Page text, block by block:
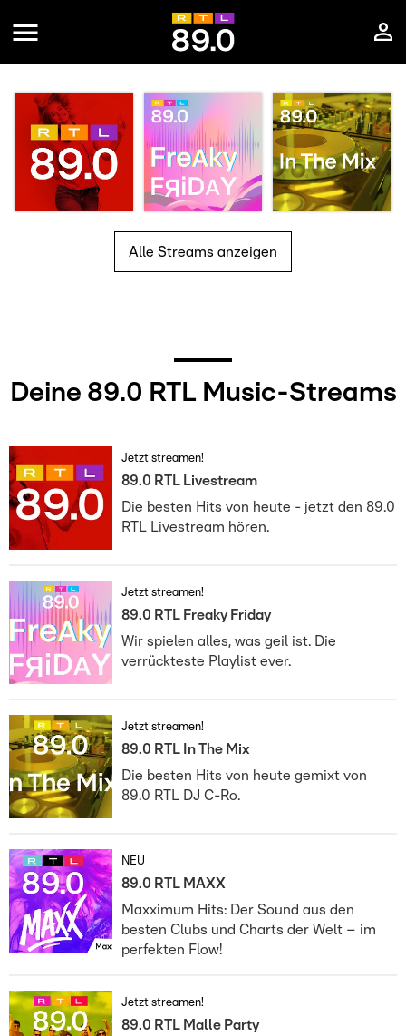
Alle Streams anzeigen
Deine 89.0 RTL Music-Streams
Jetzt streamen!
89.0 RTL Livestream
Die besten Hits von heute - jetzt den 89.0
RTL Livestream hören.
Jetzt streamen!
89.0 RTL Freaky Friday
Wir spielen alles, was geil ist. Die
verrückteste Playlist ever.
Jetzt streamen!
89.0 RTL In The Mix
Die besten Hits von heute gemixt von
89.0 RTL DJ C-Ro.
NEU
89.0 RTL MAXX
Maxximum Hits: Der Sound aus den
besten Clubs und Charts der Welt – im
perfekten Flow!
Jetzt streamen!
89.0 RTL Malle Party